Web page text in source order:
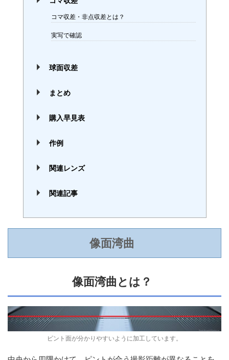
コマ収差・非点収差とは？
実写で確認
球面収差
まとめ
購入早見表
作例
関連レンズ
関連記事
像面湾曲
像面湾曲とは？
ピント面が分かりやすいように加工しています。